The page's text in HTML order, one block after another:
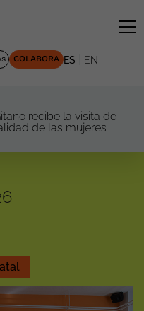
COLABORA ES EN
recibe la visita de
de las mujeres
SM la
la
mujeres